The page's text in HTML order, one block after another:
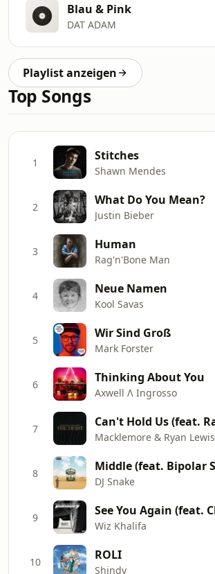
Blau & Pink
DAT ADAM
Playlist anzeigen
Top Songs
1 Stitches
Shawn Mendes
2 What Do You Mean?
Justin Bieber
3 Human
Rag'n'Bone Man
4 Neue Namen
Kool Savas
5 Wir Sind Groß
Mark Forster
6 Thinking About You
Axwell Λ Ingrosso
7
Macklemore & Ryan Lewis
8
DJ Snake
9
Wiz Khalifa
10 ROLI
Shindy